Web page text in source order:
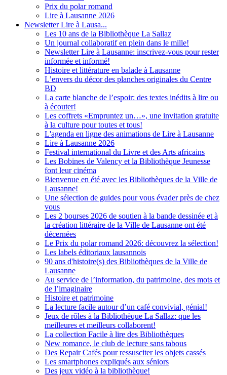
Prix du polar romand
Lire à Lausanne 2026
Newsletter Lire à Lausa...
Les 10 ans de la Bibliothèque La Sallaz
Un journal collaboratif en plein dans le mille!
Newsletter Lire à Lausanne: inscrivez-vous pour rester
informée et informé!
Histoire et littérature en balade à Lausanne
L’envers du décor des planches originales du Centre
BD
La carte blanche de l’espoir: des textes inédits à lire ou
à écouter!
Les coffrets «Empruntez un…», une invitation gratuite
à la culture pour toutes et tous!
L'agenda en ligne des animations de Lire à Lausanne
Lire à Lausanne 2026
Festival international du Livre et des Arts africains
Les Bobines de Valency et la Bibliothèque Jeunesse
font leur cinéma
Bienvenue en été avec les Bibliothèques de la Ville de
Lausanne!
Une sélection de guides pour vous évader près de chez
vous
Les 2 bourses 2026 de soutien à la bande dessinée et à
la création littéraire de la Ville de Lausanne ont été
décernées
Le Prix du polar romand 2026: découvrez la sélection!
Les labels éditoriaux lausannois
90 ans d'histoire(s) des Bibliothèques de la Ville de
Lausanne
Au service de l’information, du patrimoine, des mots et
de l’imaginaire
Histoire et patrimoine
La lecture facile autour d’un café convivial, génial!
Jeux de rôles à la Bibliothèque La Sallaz: que les
meilleures et meilleurs collaborent!
La collection Facile à lire des Bibliothèques
New romance, le club de lecture sans tabous
Des Repair Cafés pour ressusciter les objets cassés
Les smartphones expliqués aux séniors
Des jeux vidéo à la bibliothèque!